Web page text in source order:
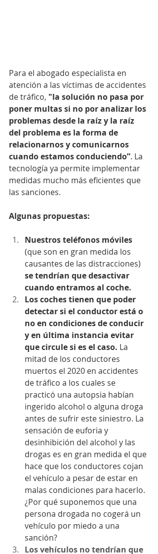
Para el abogado especialista en
atención a las víctimas de accidentes
de tráfico, "la solución no pasa por
poner multas si no por analizar los
problemas desde la raíz y la raíz
del problema es la forma de
relacionarnos y comunicarnos
cuando estamos conduciendo”. La
tecnología ya permite implementar
medidas mucho más eficientes que
las sanciones.
Algunas propuestas:
Nuestros teléfonos móviles
(que son en gran medida los
causantes de las distracciones)
se tendrían que desactivar
cuando entramos al coche.
Los coches tienen que poder
detectar si el conductor está o
no en condiciones de conducir
y en última instancia evitar
que circule si es el caso. La
mitad de los conductores
muertos el 2020 en accidentes
de tráfico a los cuales se
practicó una autopsia habían
ingerido alcohol o alguna droga
antes de sufrir este siniestro. La
sensación de euforia y
desinhibición del alcohol y las
drogas es en gran medida el que
hace que los conductores cojan
el vehículo a pesar de estar en
malas condiciones para hacerlo.
¿Por qué suponemos que una
persona drogada no cogerá un
vehículo por miedo a una
sanción?
Los vehículos no tendrían que